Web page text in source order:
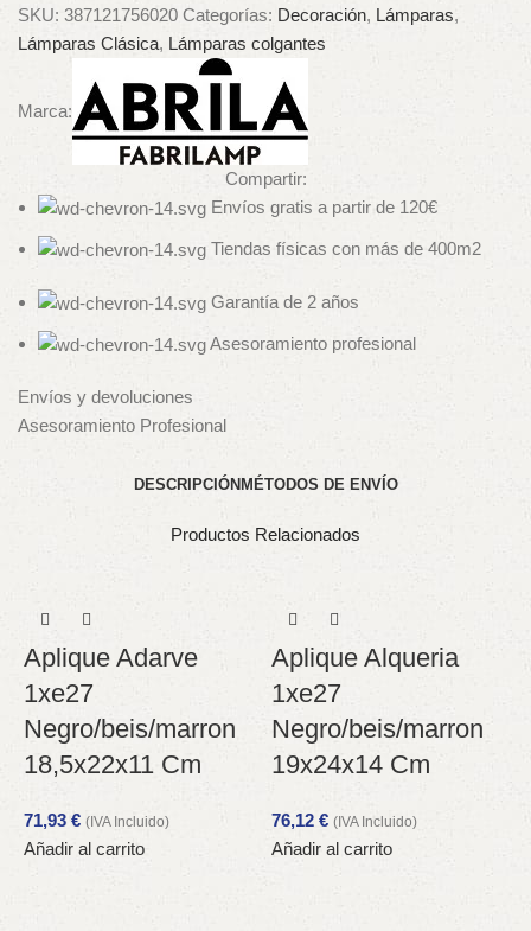
SKU: 387121756020 Categorías: Decoración, Lámparas,
Lámparas Clásica, Lámparas colgantes
Marca:
Compartir:
Envíos gratis a partir de 120€
Tiendas físicas con más de 400m2
Garantía de 2 años
Asesoramiento profesional
Envíos y devoluciones
Asesoramiento Profesional
DESCRIPCIÓN MÉTODOS DE ENVÍO
Productos Relacionados
Aplique Adarve
1xe27
Negro/beis/marron
18,5x22x11 Cm
71,93 € (IVA Incluido)
Añadir al carrito
Aplique Alqueria
1xe27
Negro/beis/marron
19x24x14 Cm
76,12 € (IVA Incluido)
Añadir al carrito